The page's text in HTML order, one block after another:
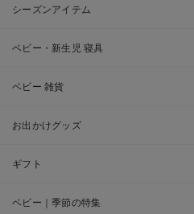
シーズンアイテム
ベビー・新生児 寝具
ベビー 雑貨
お出かけグッズ
ギフト
ベビー｜季節の特集